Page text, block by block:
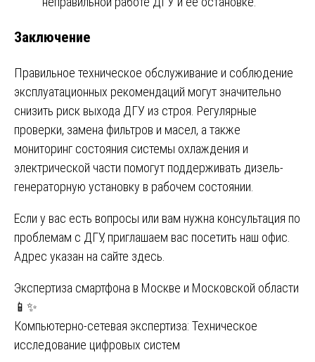
Заключение
Правильное техническое обслуживание и соблюдение
эксплуатационных рекомендаций могут значительно
снизить риск выхода ДГУ из строя. Регулярные
проверки, замена фильтров и масел, а также
мониторинг состояния системы охлаждения и
электрической части помогут поддерживать дизель-
генераторную установку в рабочем состоянии.
Если у вас есть вопросы или вам нужна консультация по
проблемам с ДГУ, приглашаем вас посетить наш офис.
Адрес указан на сайте здесь
Навигация
по
записям
Экспертиза смартфона в Москве и Московской области
📱✨
Компьютерно-сетевая экспертиза: Техническое
исследование цифровых систем